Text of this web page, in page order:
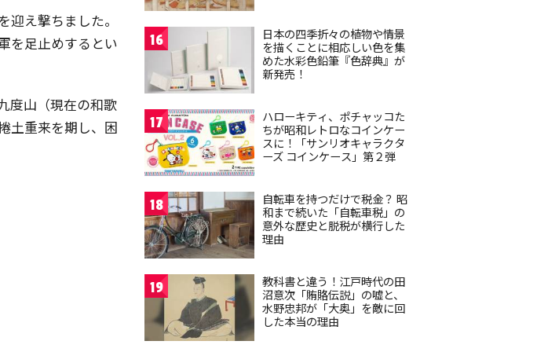
え撃ちました。
を足止めするとい
度山（現在の和歌
土重来を期し、困
16
日本の四季折々の植物や情景
を描くことに相応しい色を集
めた水彩色鉛筆『色辞典』が
新発売！
17
ハローキティ、ポチャッコた
ちが昭和レトロなコインケー
スに！「サンリオキャラクタ
ーズ コインケース」第２弾
18
自転車を持つだけで税金？ 昭
和まで続いた「自転車税」の
意外な歴史と脱税が横行した
理由
19
教科書と違う！江戸時代の田
沼意次「賄賂伝説」の嘘と、
水野忠邦が「大奥」を敵に回
した本当の理由